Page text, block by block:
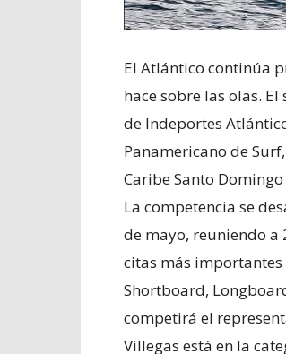
El Atlántico continúa
hace sobre las olas.
de Indeportes
Panamericano de
Caribe Santo
La competencia se
de mayo, reuniendo a
citas más
Shortboard,
competirá el
Villegas está en la